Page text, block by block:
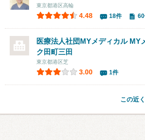
東京都港区高輪
4.48 18件
医療法人社団MYメディカル MY
ク田町三田
東京都港区芝
3.00 1件
この近